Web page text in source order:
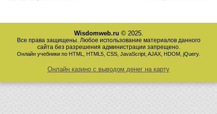
Wisdomweb.ru © 2025.
Все права защищены. Любое использование материалов данного
сайта без разрешения администрации запрещено.
Онлайн учебники по HTML, HTML5, CSS, JavaScript, AJAX, HDOM, jQuery.
Онлайн казино с выводом денег на карту